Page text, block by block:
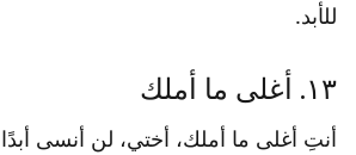
للأبد.
١٣. أغلى ما أملك
أنتِ أغلى ما أملك، أختي، لن أنسى